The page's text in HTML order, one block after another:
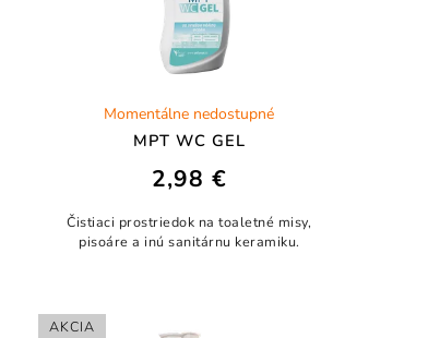
MPT WC GEL
Momentálne nedostupné
2,98 €
Čistiaci prostriedok na toaletné misy,
pisoáre a inú sanitárnu keramiku.
AKCIA